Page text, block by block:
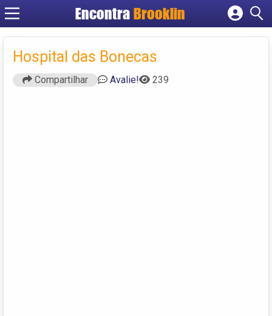
Encontra Brooklin
Cadastrar empresa
Criar conta
Hospital das Bonecas
Compartilhar Avalie! 239